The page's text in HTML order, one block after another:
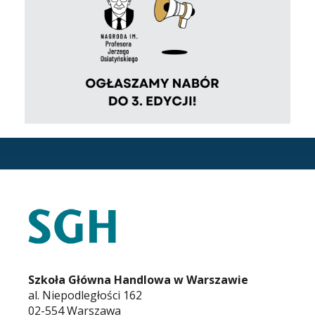
Szkoła Główna Handlowa w Warszawie
al. Niepodległości 162
02-554 Warszawa